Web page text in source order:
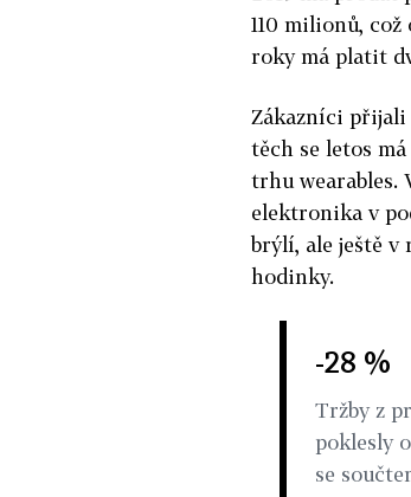
110 milionů,
roky má platit
Zákazníci přijali
těch se letos
trhu wearables.
elektronika v
brýlí, ale ještě v
hodinky.
-28 %
Tržby z
poklesly
se